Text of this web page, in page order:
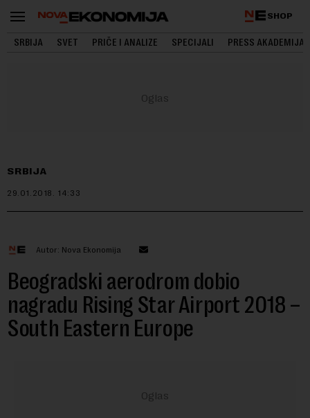
SHOP
SRBIJA SVET PRIČE I ANALIZE SPECIJALI PRESS AKADEMIJA
SRBIJA
29.01.2018. 14:33
Autor: Nova Ekonomija
Beogradski aerodrom dobio
nagradu Rising Star Airport 2018 –
South Eastern Europe